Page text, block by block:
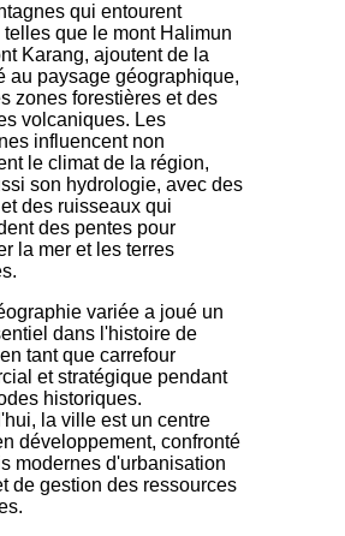
qui entourent
telles que le mont Halimun
Karang, ajoutent de la
au paysage géographique,
zones forestières et des
volcaniques. Les
influencent non
le climat de la région,
son hydrologie, avec des
des ruisseaux qui
des pentes pour
la mer et les terres
variée a joué un
dans l'histoire de
tant que carrefour
et stratégique pendant
historiques.
la ville est un centre
développement, confronté
modernes d'urbanisation
de gestion des ressources